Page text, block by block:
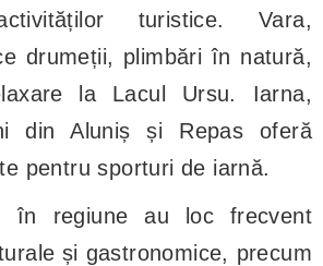
turistice. Vara,
drumeții, plimbări în natură,
la Lacul Ursu. Iarna,
din Aluniș și Repas oferă
pentru sporturi de iarnă.
în regiune au loc frecvent
și gastronomice, precum